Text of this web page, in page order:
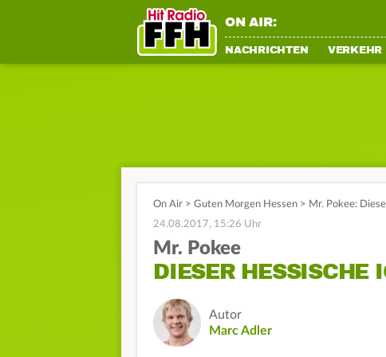
ON AIR:
NACHRICHTEN VERKEHR
On Air > Guten Morgen Hessen > Mr. Pokee:
24.08.2017, 15:26 Uhr
Mr. Pokee
DIESER HESSISCHE
Autor
Marc Adler